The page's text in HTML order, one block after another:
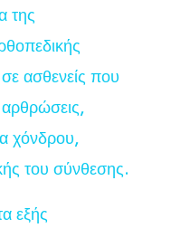
της
ασθενείς που
χόνδρου,
του σύνθεσης.
εξής